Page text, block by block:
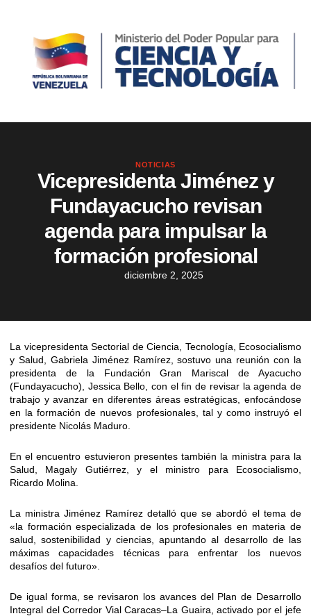
NOTICIAS
Vicepresidenta Jiménez y
Fundayacucho revisan
agenda para impulsar la
formación profesional
diciembre 2, 2025
La vicepresidenta Sectorial de Ciencia, Tecnología, Ecosocialismo
y Salud, Gabriela Jiménez Ramírez, sostuvo una reunión con la
presidenta de la Fundación Gran Mariscal de Ayacucho
(Fundayacucho), Jessica Bello, con el fin de revisar la agenda de
trabajo y avanzar en diferentes áreas estratégicas, enfocándose
en la formación de nuevos profesionales, tal y como instruyó el
presidente Nicolás Maduro.
En el encuentro estuvieron presentes también la ministra para la
Salud, Magaly Gutiérrez, y el ministro para Ecosocialismo,
Ricardo Molina.
La ministra Jiménez Ramírez detalló que se abordó el tema de
«la formación especializada de los profesionales en materia de
salud, sostenibilidad y ciencias, apuntando al desarrollo de las
máximas capacidades técnicas para enfrentar los nuevos
desafíos del futuro».
De igual forma, se revisaron los avances del Plan de Desarrollo
Integral del Corredor Vial Caracas–La Guaira, activado por el jefe